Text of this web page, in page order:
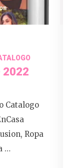
2022
Catalogo
Ropa
…